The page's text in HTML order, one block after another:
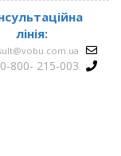
лінія:
0-800- 215-003